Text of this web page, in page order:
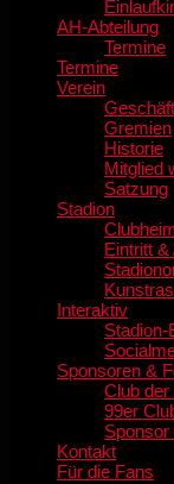
AH-Abteilung
Termine
Termine
Verein
Gremien
Historie
Mitglied
Satzung
Stadion
Eintritt &
Interaktiv
Stadion-
Sponsoren &
Club der
99er
Sponsor
Kontakt
Für die Fans